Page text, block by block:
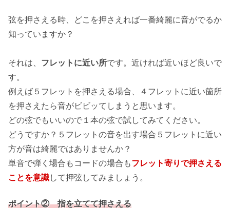
弦を押さえる時、どこを押さえれば一番綺麗に音がでるか
知っていますか？
それは、 フレットに近い所です。近ければ近いほど良いで
す。
例えば５フレットを押さえる場合、４フレットに近い箇所
を押さえたら音がビビッてしまうと思います。
どの弦でもいいので１本の弦で試してみてください。
どうですか？５フレットの音を出す場合５フレットに近い
方が音は綺麗ではありませんか？
単音で弾く場合もコードの場合もフレット寄りで押さえる
ことを意識して押弦してみましょう。
ポイント② 指を立てて押さえる